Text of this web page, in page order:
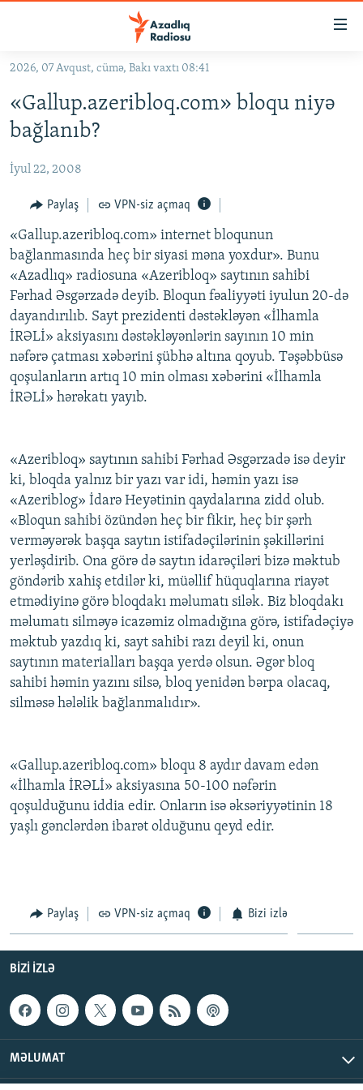
Əsas
qayıt
Əsas
naviqasiyaya
qayıt
KORRUPSIOMETR
#ƏSLINDƏ
FƏRQƏ BAX
QANUNI DOĞRU
ARAŞDIRMA
MULTIMEDIA
VIDEO
FOTOQALEREYA
İNFOQRAFIKA
RADIO ARXIV
OXU ZALI
AZƏRBAYCAN ƏDƏBIYYATI KITABXANASI
İSLAM VƏ DEMOKRATIYA
HAQQIMIZDA
MISSIYAMIZ
PEŞƏ ETIKASI VƏ JURNALISTIKA STANDARTLARIMIZ
AZADLIQRADIOSU MOBIL TELEFONUNUZDA
BIZIMLƏ ƏLAQƏ
XƏBƏR BÜLLETENLƏRIMIZ
BIZI IZLƏ
RFE/RL-in bütün saytları
2026, 07 Avqust, cümə, Bakı vaxtı 08:41
«Gallup.azeribloq.com» bloqu niyə
bağlanıb?
İyul 22, 2008
Paylaş VPN-siz açmaq
«Gallup.azeribloq.com» internet bloqunun
bağlanmasında heç bir siyasi məna yoxdur». Bunu
«Azadlıq» radiosuna «Azeribloq» saytının sahibi
Fərhad Əsgərzadə deyib. Bloqun fəaliyyəti iyulun 20-də
dayandırılıb. Sayt prezidenti dəstəkləyən «İlhamla
İRƏLİ» aksiyasını dəstəkləyənlərin sayının 10 min
nəfərə çatması xəbərini şübhə altına qoyub. Təşəbbüsə
qoşulanların artıq 10 min olması xəbərini «İlhamla
İRƏLİ» hərəkatı yayıb.
«Azeribloq» saytının sahibi Fərhad Əsgərzadə isə deyir
ki, bloqda yalnız bir yazı var idi, həmin yazı isə
«Azeriblog» İdarə Heyətinin qaydalarına zidd olub.
«Bloqun sahibi özündən heç bir fikir, heç bir şərh
verməyərək başqa saytın istifadəçilərinin şəkillərini
yerləşdirib. Ona görə də saytın idarəçiləri bizə məktub
göndərib xahiş etdilər ki, müəllif hüquqlarına riayət
etmədiyinə görə bloqdakı məlumatı silək. Biz bloqdakı
məlumatı silməyə icazəmiz olmadığına görə, istifadəçiyə
məktub yazdıq ki, sayt sahibi razı deyil ki, onun
saytının materialları başqa yerdə olsun. Əgər bloq
sahibi həmin yazını silsə, bloq yenidən bərpa olacaq,
silməsə hələlik bağlanmalıdır».
«Gallup.azeribloq.com» bloqu 8 aydır davam edən
«İlhamla İRƏLİ» aksiyasına 50-100 nəfərin
qoşulduğunu iddia edir. Onların isə əksəriyyətinin 18
yaşlı gənclərdən ibarət olduğunu qeyd edir.
Paylaş VPN-siz açmaq Bizi izlə
BIZI IZLƏ
MƏLUMAT